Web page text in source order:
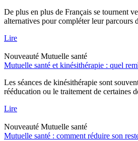
De plus en plus de Français se tournent
alternatives pour compléter leur parcours
Lire
Nouveauté Mutuelle santé
Mutuelle santé et kinésithérapie : quel
Les séances de kinésithérapie sont
rééducation ou le traitement de certaines
Lire
Nouveauté Mutuelle santé
Mutuelle santé : comment réduire son